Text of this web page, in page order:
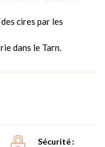
cires par les
dans le Tarn.
Sécurité